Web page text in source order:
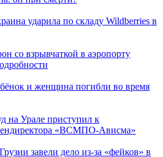
ударила по складу Wildberries в
со взрывчаткой в аэропорту
и женщина погибли во время
на Урале приступил к
«ВСМПО-Ависма»
завели дело из-за «фейков» в